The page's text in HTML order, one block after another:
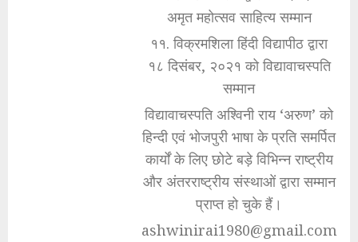
अमृत महोत्सव साहित्य सम्मान
११. विक्रमशिला हिंदी विद्यापीठ द्वारा
१८ दिसंबर, २०२१ को विद्यावाचस्पति
सम्मान
विद्यावाचस्पति अश्विनी राय ‘अरुण’ को
हिन्दी एवं भोजपुरी भाषा के प्रति समर्पित
कार्यों के लिए छोटे बड़े विभिन्न राष्ट्रीय
और अंतरराष्ट्रीय संस्थाओं द्वारा सम्मान
प्राप्त हो चुके हैं।
ashwinirai1980@gmail.com